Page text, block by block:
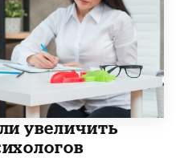
увеличить